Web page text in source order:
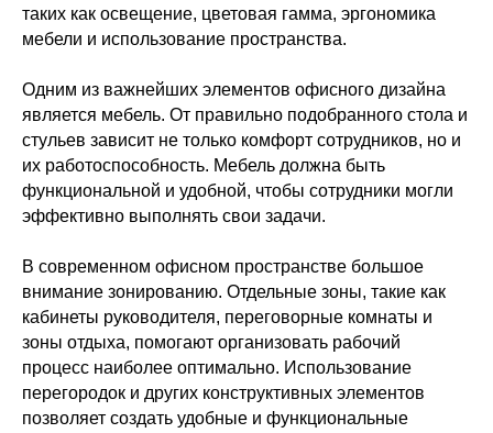
таких как освещение, цветовая гамма, эргономика
мебели и использование пространства.
Одним из важнейших элементов офисного дизайна
является мебель. От правильно подобранного стола и
стульев зависит не только комфорт сотрудников, но и
их работоспособность. Мебель должна быть
функциональной и удобной, чтобы сотрудники могли
эффективно выполнять свои задачи.
В современном офисном пространстве большое
внимание зонированию. Отдельные зоны, такие как
кабинеты руководителя, переговорные комнаты и
зоны отдыха, помогают организовать рабочий
процесс наиболее оптимально. Использование
перегородок и других конструктивных элементов
позволяет создать удобные и функциональные